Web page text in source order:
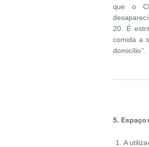
que o
20. É
comida a
domicílio”.
5.
A